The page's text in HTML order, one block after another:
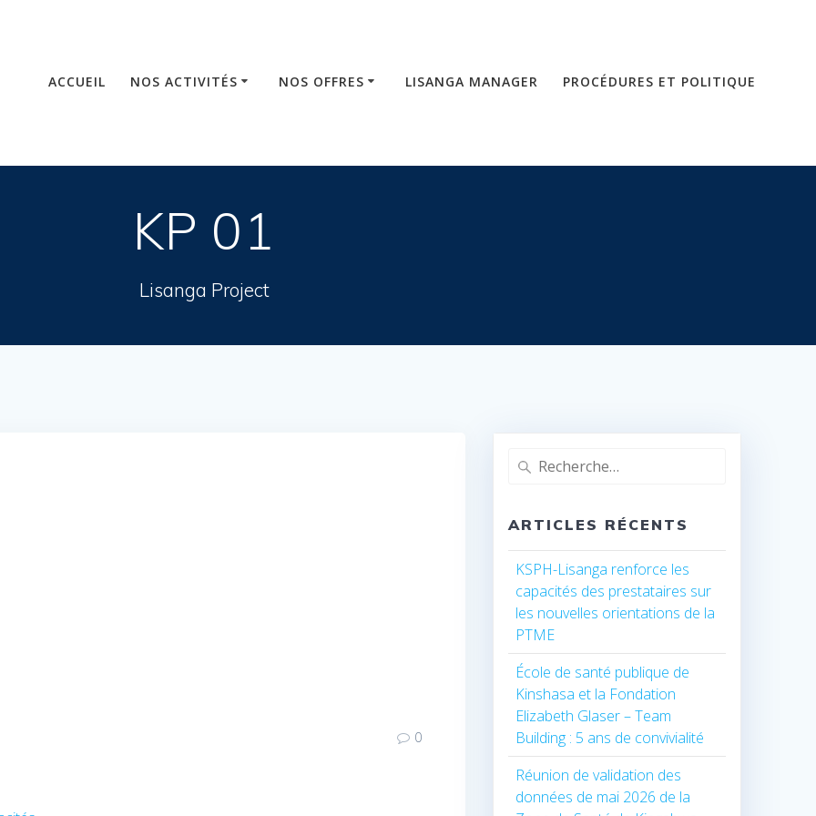
ACCUEIL NOS ACTIVITÉS NOS OFFRES LISANGA MANAGER PROCÉDURES ET POLITIQUE
KP 01
Lisanga Project
0
Recherche
ARTICLES RÉCENTS
KSPH-Lisanga renforce les
capacités des prestataires sur
les nouvelles orientations de la
PTME
École de santé publique de
Kinshasa et la Fondation
Elizabeth Glaser – Team
Building : 5 ans de convivialité
Réunion de validation des
données de mai 2026 de la